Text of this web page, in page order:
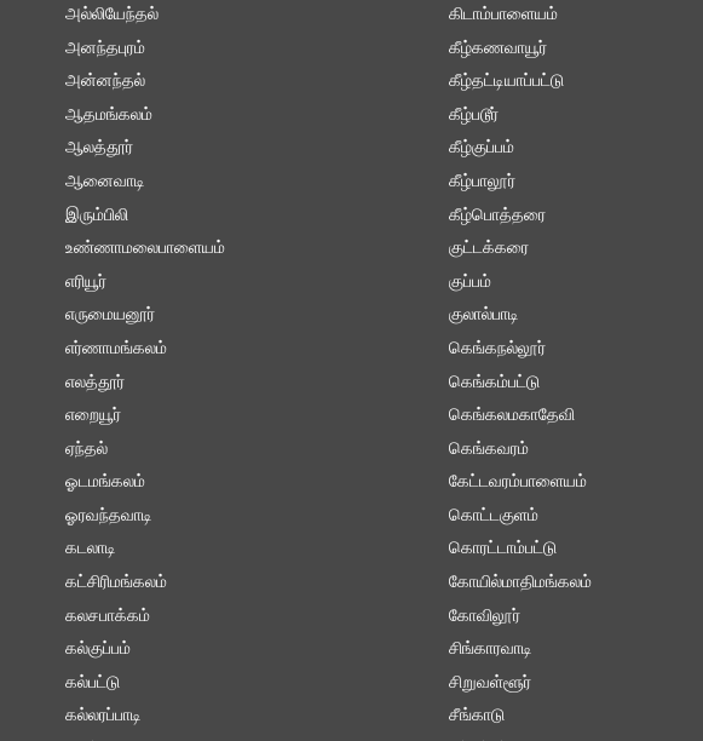
அல்லியேந்தல்
அனந்தபுரம்
அன்னந்தல்
ஆதமங்கலம்
ஆலத்தூர்
ஆனைவாடி
இரும்பிலி
உண்ணாமலைபாளையம்
எரியூர்
எருமையனூர்
எர்ணாமங்கலம்
எலத்தூர்
எறையூர்
ஏந்தல்
ஓடமங்கலம்
ஓரவந்தவாடி
கடலாடி
கட்சிரிமங்கலம்
கலசபாக்கம்
கல்குப்பம்
கல்பட்டு
கல்லரப்பாடி
கிடாம்பாளையம்
கீழ்கணவாயூர்
கீழ்தட்டியாப்பட்டு
கீழ்படூர்
கீழ்குப்பம்
கீழ்பாலூர்
கீழ்பொத்தரை
குட்டக்கரை
குப்பம்
குலால்பாடி
கெங்கநல்லூர்
கெங்கம்பட்டு
கெங்கலமகாதேவி
கெங்கவரம்
கேட்டவரம்பாளையம்
கொட்டகுளம்
கொரட்டாம்பட்டு
கோயில்மாதிமங்கலம்
கோவிலூர்
சிங்காரவாடி
சிறுவள்ளூர்
சீங்காடு